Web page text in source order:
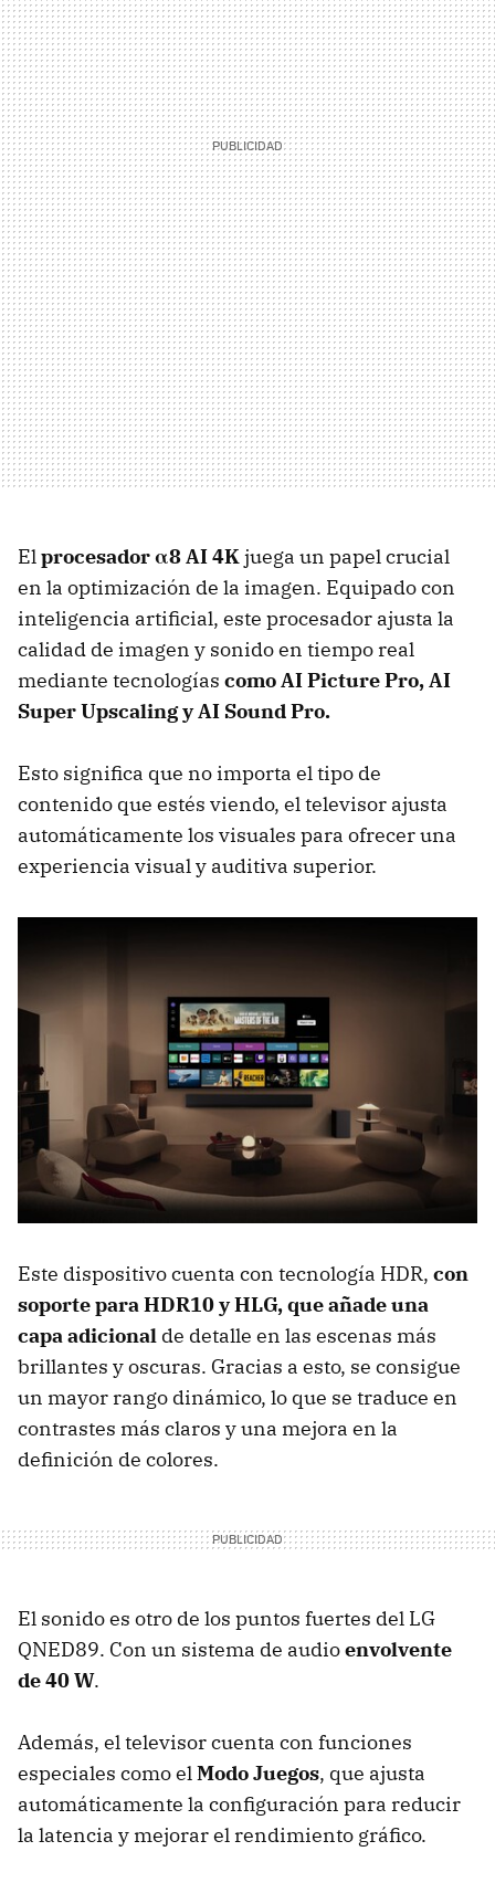
Elprocesador α8 AI 4Kjuega un papel crucial
en la optimización de la imagen. Equipado con
inteligencia artificial, este procesador ajusta la
calidad de imagen y sonido en tiempo real
mediante tecnologías como AI Picture Pro, AI
Super Upscaling y AI Sound Pro.
Esto significa que no importa el tipo de
contenido que estés viendo, el televisor ajusta
automáticamente los visuales para ofrecer una
experiencia visual y auditiva superior.
Este dispositivo cuenta con tecnología HDR, con
soporte para HDR10 y HLG, que añade una
capa adicional de detalle en las escenas más
brillantes y oscuras. Gracias a esto, se consigue
un mayor rango dinámico, lo que se traduce en
contrastes más claros y una mejora en la
definición de colores.
El sonido es otro de los puntos fuertes del LG
QNED89. Con un sistema de audioenvolvente
de 40 W.
Además, el televisor cuenta con funciones
especiales como elModo Juegos, que ajusta
automáticamente la configuración para reducir
la latencia y mejorar el rendimiento gráfico.